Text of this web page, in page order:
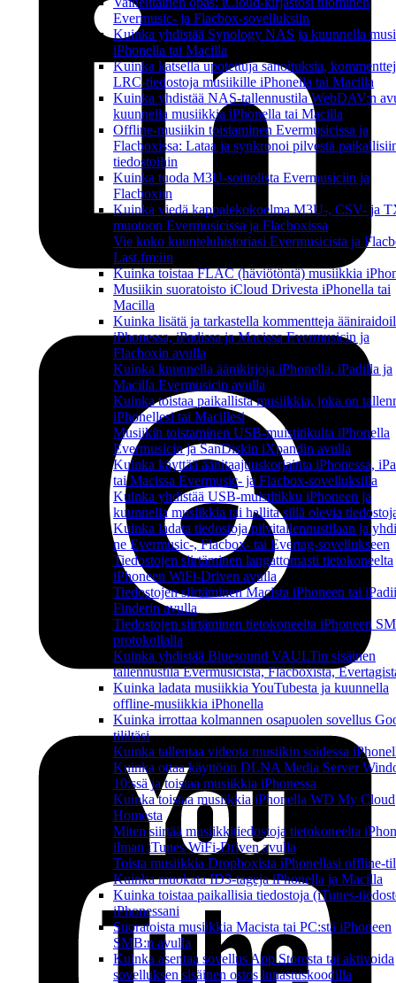
Evermusic- ja Flacbox-sovelluksiin
Kuinka yhdistää Synology NAS ja kuunnella
iPhonella tai Macilla
Kuinka katsella upotettuja sanoituksia,
LRC-tiedostoja musiikille iPhonella tai Macilla
Kuinka yhdistää NAS-tallennustila WebDAV:n
kuunnella musiikkia iPhonella tai Macilla
Offline-musiikin toistaminen Evermusicissa ja
Flacboxissa: Lataa ja synkronoi pilvestä
tiedostoihin
Kuinka tuoda M3U-soittolista Evermusiciin ja
Flacboxiin
Kuinka viedä kappalekokoelma M3U-, CSV- ja
muotoon Evermusicissa ja Flacboxissa
Vie koko kuunteluhistoriasi Evermusicista ja
Last.fm:iin
Kuinka toistaa FLAC (häviötöntä) musiikkia
Musiikin suoratoisto iCloud Drivesta iPhonella tai
Macilla
Kuinka lisätä ja tarkastella kommentteja
iPhonessa, iPadissa ja Macissa Evermusicin ja
Flacboxin avulla
Kuinka kuunnella äänikirjoja iPhonella, iPadilla ja
Macilla Evermusicin avulla
Kuinka toistaa paikallista musiikkia, joka on
iPhonellesi tai Macillesi
Musiikin toistaminen USB-muistitikulta iPhonella
Evermusicin ja SanDiskin iXpandin avulla
Kuinka käyttää äänitaajuuskorjainta iPhonessa,
tai Macissa Evermusic- ja Flacbox-sovelluksilla
Kuinka yhdistää USB-muistitikku iPhoneen ja
kuunnella musiikkia tai hallita sillä olevia
Kuinka ladata tiedostoja pilvitallennustilaan ja
ne Evermusic-, Flacbox- tai Evertag-sovellukseen
Tiedostojen siirtäminen langattomasti tietokoneelta
iPhoneen WiFi-Driven avulla
Tiedostojen siirtäminen Macista iPhoneen tai
Finderin avulla
Tiedostojen siirtäminen tietokoneelta iPhoneen
protokollalla
Kuinka yhdistää Bluesound VAULTin sisäinen
tallennustila Evermusicista, Flacboxista,
Kuinka ladata musiikkia YouTubesta ja kuunnella
offline-musiikkia iPhonella
Kuinka irrottaa kolmannen osapuolen sovellus
tililtäsi
Kuinka tallentaa videota musiikin soidessa
Kuinka ottaa käyttöön DLNA Media Server
10:ssä ja toistaa musiikkia iPhonessa
Kuinka toistaa musiikkia iPhonella WD My Cloud
Homesta
Miten siirtää musiikkitiedostoja tietokoneelta
ilman iTunes WiFi-Driven avulla
Toista musiikkia Dropboxista iPhonellasi offline-
Kuinka muokata ID3-tageja iPhonella ja Macilla
Kuinka toistaa paikallisia tiedostoja (iTunes-
iPhonessani
Suoratoista musiikkia Macista tai PC:stä iPhoneen
SMB:n avulla
Kuinka asentaa sovellus App Storesta tai aktivoida
sovelluksen sisäinen ostos lunastuskoodilla